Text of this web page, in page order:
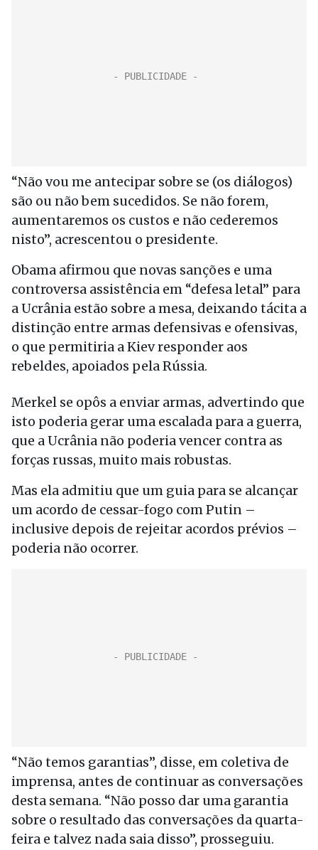
“Não vou me antecipar sobre se (os diálogos)
são ou não bem sucedidos. Se não forem,
aumentaremos os custos e não cederemos
nisto”, acrescentou o presidente.
Obama afirmou que novas sanções e uma
controversa assistência em “defesa letal” para
a Ucrânia estão sobre a mesa, deixando tácita a
distinção entre armas defensivas e ofensivas,
o que permitiria a Kiev responder aos
rebeldes, apoiados pela Rússia.
Merkel se opôs a enviar armas, advertindo que
isto poderia gerar uma escalada para a guerra,
que a Ucrânia não poderia vencer contra as
forças russas, muito mais robustas.
Mas ela admitiu que um guia para se alcançar
um acordo de cessar-fogo com Putin –
inclusive depois de rejeitar acordos prévios –
poderia não ocorrer.
“Não temos garantias”, disse, em coletiva de
imprensa, antes de continuar as conversações
desta semana. “Não posso dar uma garantia
sobre o resultado das conversações da quarta-
feira e talvez nada saia disso”, prosseguiu.